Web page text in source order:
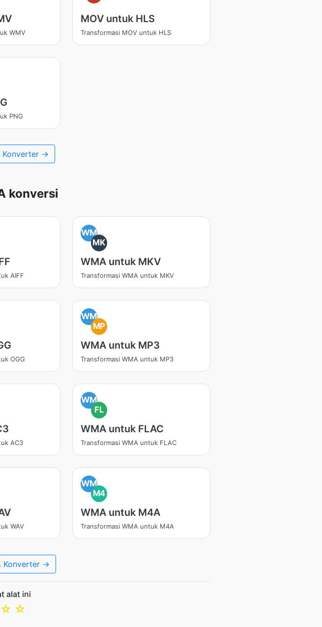
WMV
MOV untuk HLS
Transformasi MOV untuk HLS
PNG
Konverter →
konversi
AIFF
WM
MK
WMA untuk MKV
Transformasi WMA untuk MKV
OGG
WM
MP
WMA untuk MP3
Transformasi WMA untuk MP3
AC3
WM
FL
WMA untuk FLAC
Transformasi WMA untuk FLAC
WAV
WM
M4
WMA untuk M4A
Transformasi WMA untuk M4A
Konverter →
alat ini
☆
☆